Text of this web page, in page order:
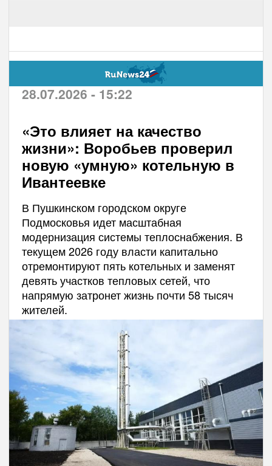
28.07.2026 - 15:22
«Это влияет на качество
жизни»: Воробьев проверил
новую «умную» котельную в
Ивантеевке
В Пушкинском городском округе
Подмосковья идет масштабная
модернизация системы теплоснабжения. В
текущем 2026 году власти капитально
отремонтируют пять котельных и заменят
девять участков тепловых сетей, что
напрямую затронет жизнь почти 58 тысяч
жителей.